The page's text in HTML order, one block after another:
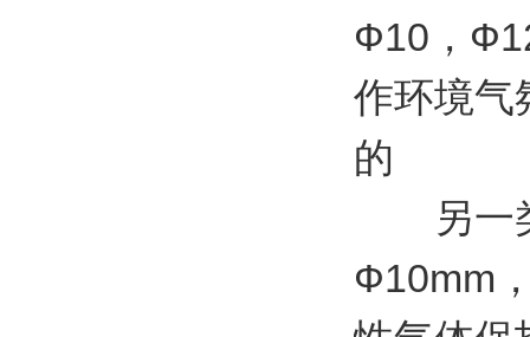
Ф10，
作环境气
的
另一类
Ф10mm